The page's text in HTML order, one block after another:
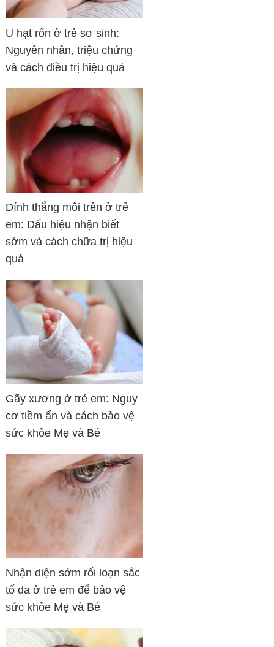
U hạt rốn ở trẻ sơ sinh:
Nguyên nhân, triệu chứng
và cách điều trị hiệu quả
Dính thắng môi trên ở trẻ
em: Dấu hiệu nhận biết
sớm và cách chữa trị hiệu
quả
Gãy xương ở trẻ em: Nguy
cơ tiềm ẩn và cách bảo vệ
sức khỏe Mẹ và Bé
Nhận diện sớm rối loạn sắc
tố da ở trẻ em để bảo vệ
sức khỏe Mẹ và Bé